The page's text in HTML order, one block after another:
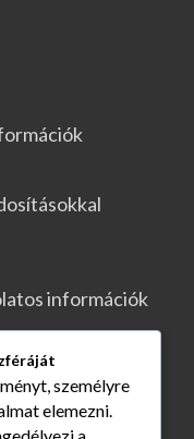
információk
személyre
elemezni.
a